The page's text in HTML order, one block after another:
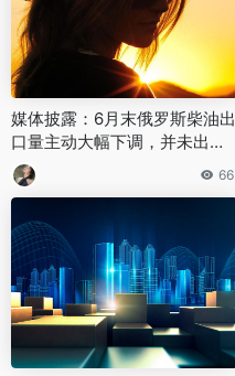
媒体披露：6月末俄罗斯柴油出
口量主动大幅下调，并未出台
全面出口禁令
66